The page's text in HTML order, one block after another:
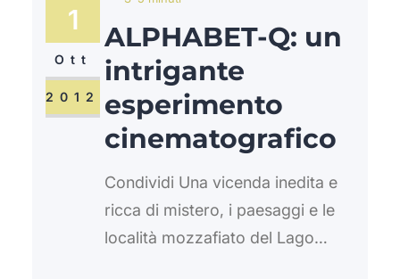
1
Ott
2012
ALPHABET-Q: un
intrigante
esperimento
cinematografico
Condividi Una vicenda inedita e
ricca di mistero, i paesaggi e le
località mozzafiato del Lago